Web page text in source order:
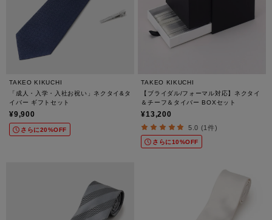
TAKEO KIKUCHI
「成人・入学・入社お祝い」ネクタイ&タ
イバー ギフトセット
¥9,900
さらに20%OFF
TAKEO KIKUCHI
【ブライダル/フォーマル対応】ネクタイ
＆チーフ＆タイバー BOXセット
¥13,200
5.0 (1件)
さらに10%OFF